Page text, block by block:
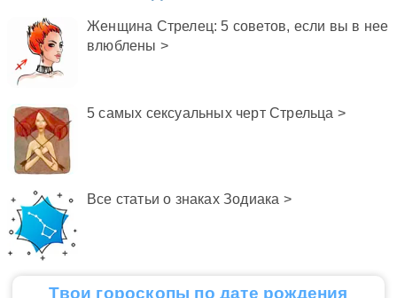
Стрелец в 2022 году
Женщина Стрелец: 5 советов, если вы в нее
влюблены >
5 самых сексуальных черт Стрельца >
Все статьи о знаках Зодиака >
Твои гороскопы по дате рождения